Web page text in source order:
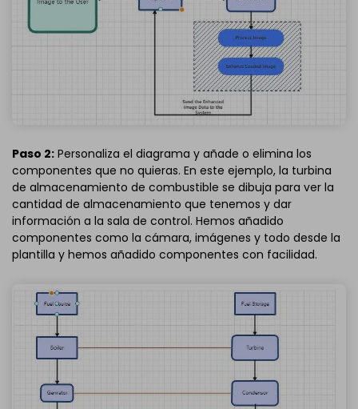
Paso 2: Personaliza el diagrama y añade o elimina los
componentes que no quieras. En este ejemplo, la turbina
de almacenamiento de combustible se dibuja para ver la
cantidad de almacenamiento que tenemos y dar
información a la sala de control. Hemos añadido
componentes como la cámara, imágenes y todo desde la
plantilla y hemos añadido componentes con facilidad.